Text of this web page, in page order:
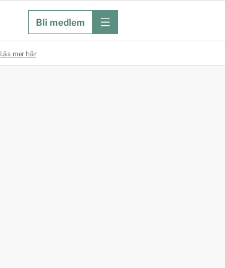
Bli medlem meny
Läs mer här